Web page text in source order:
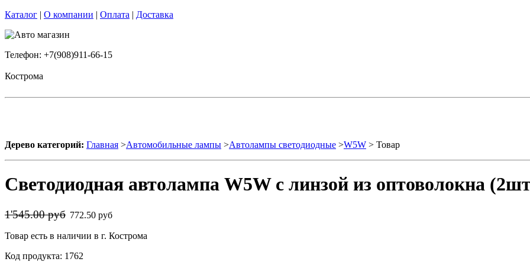
Каталог | О компании | Оплата | Доставка
Телефон: +7(908)911-66-15
Кострома
Дерево категорий: Главная >Автомобильные лампы >Автолампы светодиодные >W5W > Товар
Светодиодная автолампа W5W с линзой из оптоволокна
1'545.00 руб 772.50 руб
Товар есть в наличии в г. Кострома
Код продукта: 1762